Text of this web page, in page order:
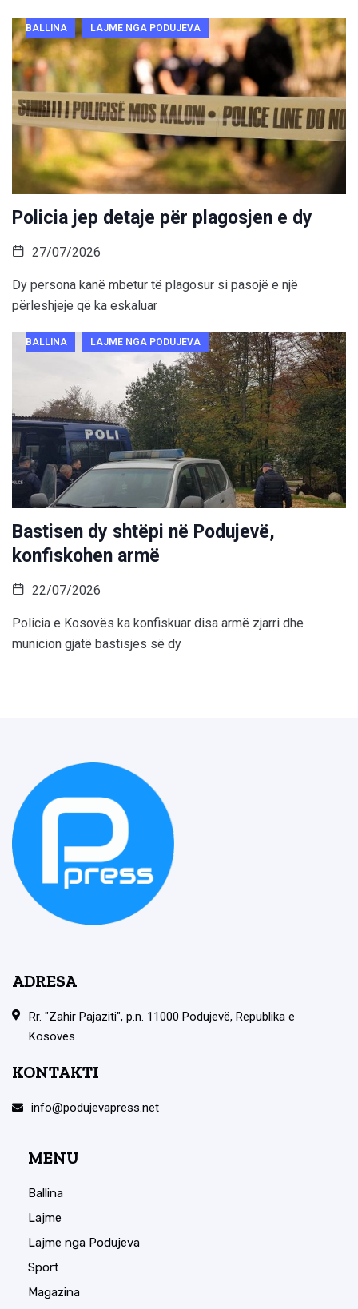
BALLINA LAJME NGA PODUJEVA
Policia jep detaje për plagosjen e dy
27/07/2026
Dy persona kanë mbetur të plagosur si pasojë e një
përleshjeje që ka eskaluar
BALLINA LAJME NGA PODUJEVA
Bastisen dy shtëpi në Podujevë,
konfiskohen armë
22/07/2026
Policia e Kosovës ka konfiskuar disa armë zjarri dhe
municion gjatë bastisjes së dy
ADRESA
Rr. "Zahir Pajaziti", p.n. 11000 Podujevë, Republika e
Kosovës.
KONTAKTI
info@podujevapress.net
MENU
Ballina
Lajme
Lajme nga Podujeva
Sport
Magazina